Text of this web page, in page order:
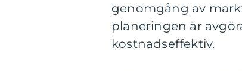
genomgång av
planeringen är
kostnadseffektiv.